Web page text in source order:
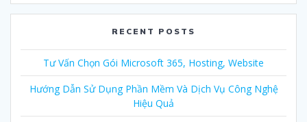
RECENT POSTS
Tư Vấn Chọn Gói Microsoft 365, Hosting, Website
Hướng Dẫn Sử Dụng Phần Mềm Và Dịch Vụ Công Nghệ
Hiệu Quả